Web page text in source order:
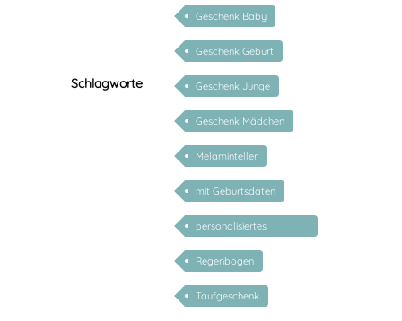
Schlagworte
Geschenk Baby
Geschenk Geburt
Geschenk Junge
Geschenk Mädchen
Melaminteller
mit Geburtsdaten
personalisiertes
Geschenk Baby
Regenbogen
Taufgeschenk